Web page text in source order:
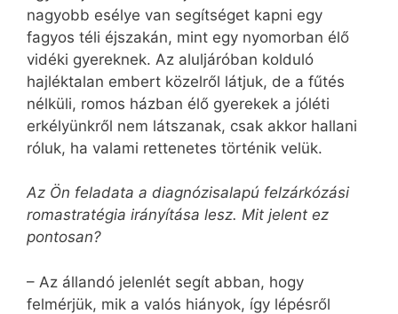
nagyobb esélye van segítséget kapni egy
fagyos téli éjszakán, mint egy nyomorban élő
vidéki gyereknek. Az aluljáróban kolduló
hajléktalan embert közelről látjuk, de a fűtés
nélküli, romos házban élő gyerekek a jóléti
erkélyünkről nem látszanak, csak akkor hallani
róluk, ha valami rettenetes történik velük.
Az Ön feladata a diagnózisalapú felzárkózási
romastratégia irányítása lesz. Mit jelent ez
pontosan?
– Az állandó jelenlét segít abban, hogy
felmérjük, mik a valós hiányok, így lépésről